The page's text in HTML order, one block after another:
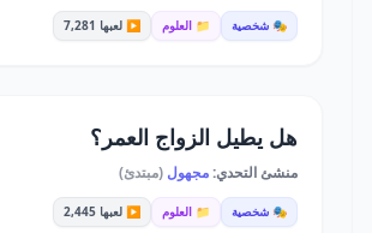
🎭 شخصية 📁 العلوم ▶️ لعبها 7,281
هل يطيل الزواج العمر؟
منشئ التحدي:مجهول (مبتدئ)
🎭 شخصية 📁 العلوم ▶️ لعبها 2,445